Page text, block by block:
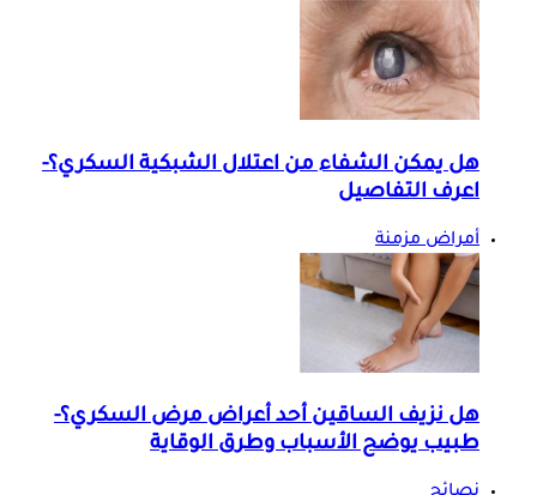
هل يمكن الشفاء من اعتلال الشبكية السكري؟-
اعرف التفاصيل
أمراض مزمنة
هل نزيف الساقين أحد أعراض مرض السكري؟-
طبيب يوضح الأسباب وطرق الوقاية